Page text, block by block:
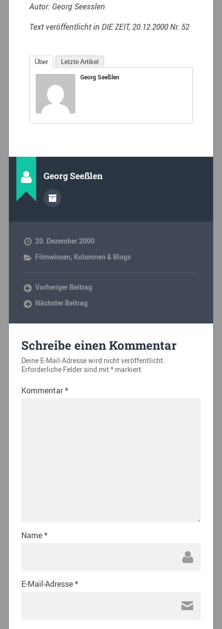
Autor: Georg Seesslen
Text veröffentlicht in DIE ZEIT, 20.12.2000 Nr. 52
Über Letzte Artikel
Georg Seeßlen
Georg Seeßlen
20. Dezember 2000
Filmwissen, Kolumnen & Blogs
Vorheriger Beitrag
Nächster Beitrag
Schreibe einen Kommentar
Deine E-Mail-Adresse wird nicht veröffentlicht.
Erforderliche Felder sind mit*markiert
Kommentar*
Name*
E-Mail-Adresse*